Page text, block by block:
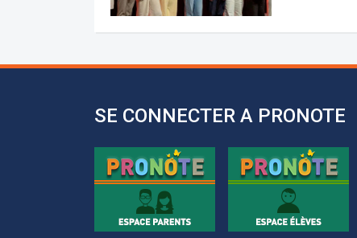
SE CONNECTER A PRONOTE